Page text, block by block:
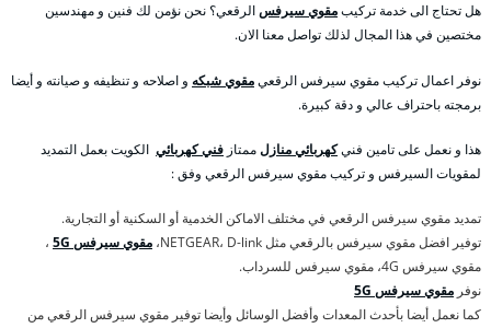
هل تحتاج الى خدمة تركيبمقوي سيرفسالرقعي؟ نحن نؤمن لك فنين و مهندسين
مختصين في هذا المجال لذلك تواصل معنا الان.
نوفر اعمال تركيب مقوي سيرفس الرقعيمقوي شبكه و اصلاحه و تنظيفه و صيانته و أيضا
برمجته باحتراف عالي و دقة كبيرة.
هذا و نعمل على تامين فنيكهربائي منازلممتاز فني كهربائي الكويت بعمل التمديد
لمقويات السيرفس و تركيب مقوي سيرفس الرقعي وفق :
تمديد مقوي سيرفس الرقعي في مختلف الاماكن الخدمية أو السكنية أو التجارية.
توفير افضل مقوي سيرفس بالرقعي مثل NETGEAR، D-link،
مقوي سيرفس 5G
،
مقوي سيرفس 4G، مقوي سيرفس للسرداب.
نوفر مقوي سيرفس 5G
كما نعمل أيضا بأحدث المعدات وأفضل الوسائل وأيضا توفير مقوي سيرفس الرقعي من